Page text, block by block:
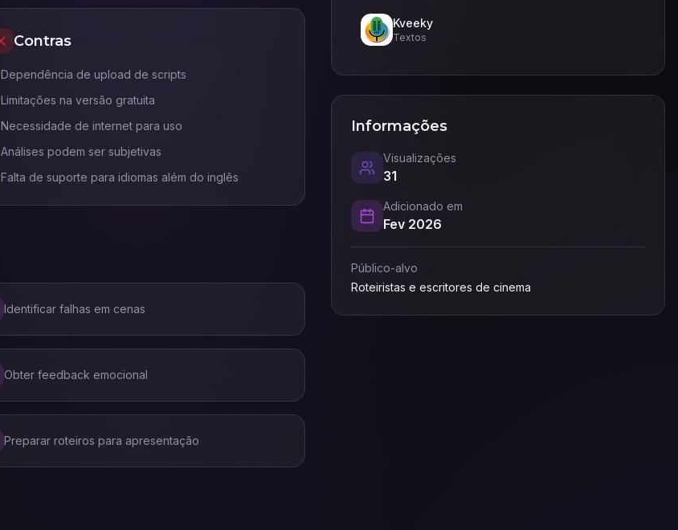
Contras
Dependência de upload de scripts
Limitações na versão gratuita
Necessidade de internet para uso
Análises podem ser subjetivas
Falta de suporte para idiomas além do inglês
Identificar falhas em cenas
Obter feedback emocional
Preparar roteiros para apresentação
Kveeky
Textos
Informações
Visualizações
31
Adicionado em
Fev 2026
Público-alvo
Roteiristas e escritores de cinema